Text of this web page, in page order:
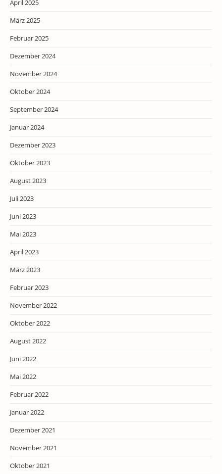
April 2025
März 2025
Februar 2025
Dezember 2024
November 2024
Oktober 2024
September 2024
Januar 2024
Dezember 2023
Oktober 2023
August 2023
Juli 2023
Juni 2023
Mai 2023
April 2023
März 2023
Februar 2023
November 2022
Oktober 2022
August 2022
Juni 2022
Mai 2022
Februar 2022
Januar 2022
Dezember 2021
November 2021
Oktober 2021